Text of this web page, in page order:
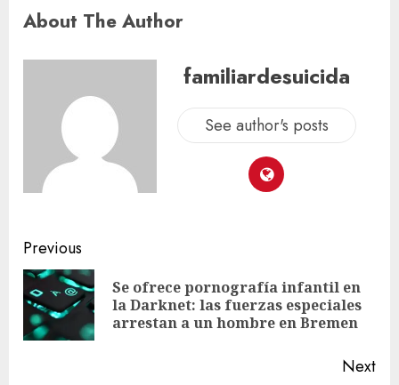
About The Author
familiardesuicida
See author's posts
Previous
Se ofrece pornografía infantil en
la Darknet: las fuerzas especiales
arrestan a un hombre en Bremen
Next